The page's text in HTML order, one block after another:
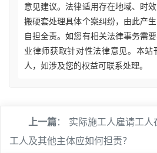
意见建议。法律适用存在地域、时
搬硬套处理具体个案纠纷，由此产
自担全责。如您有相关法律事务需
业律师获取针对性法律意见。本站
人，如涉及您的权益可联系处理。
上一篇： 实际施工人雇请工
工人及其他主体应如何担责？